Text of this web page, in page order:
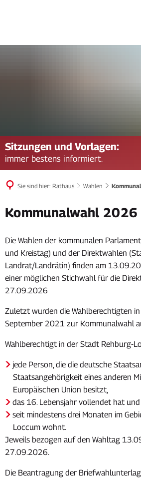
Sitzungen und Vorlagen:
immer bestens informiert.
Sie sind hier: Rathaus Wahlen
Kommunalwahl
Kommunalwahl 2026
Die Wahlen der kommunalen
und Kreistag) und der Direktwahlen
Landrat/Landrätin) finden am
einer möglichen Stichwahl für die
27.09.2026
Zuletzt wurden die Wahlberechtigten
September 2021 zur Kommunalwahl
Wahlberechtigt in der Stadt Rehburg-
jede Person, die die deutsche
Staatsangehörigkeit eines anderen
Europäischen Union besitzt,
das 16. Lebensjahr vollendet hat und
seit mindestens drei Monaten im
Loccum wohnt.
Jeweils bezogen auf den Wahltag
27.09.2026.
Die Beantragung der